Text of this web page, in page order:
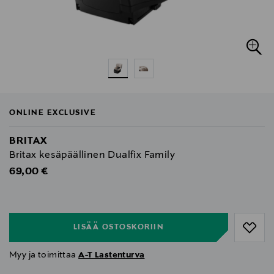
ONLINE EXCLUSIVE
BRITAX
Britax kesäpäällinen Dualfix Family
Original Price
69,00 €
LISÄÄ OSTOSKORIIN
Myy ja toimittaaA-T Lastenturva